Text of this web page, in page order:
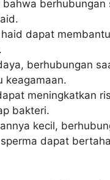
bahwa
dapat
berhubungan
keagamaan.
meningkatkan
bakteri.
kecil,
dapat